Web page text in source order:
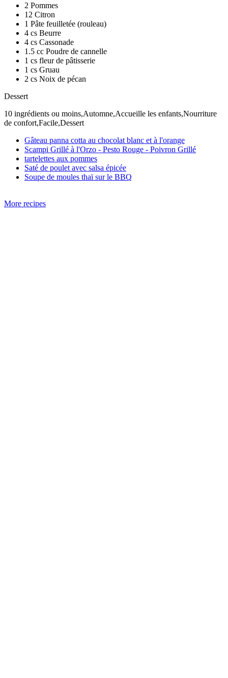
2 Pommes
12 Citron
1 Pâte feuilletée (rouleau)
4 cs Beurre
4 cs Cassonade
1.5 cc Poudre de cannelle
1 cs fleur de pâtisserie
1 cs Gruau
2 cs Noix de pécan
Dessert
10 ingrédients ou moins,Automne,Accueille les enfants,Nourriture
de confort,Facile,Dessert
Gâteau panna cotta au chocolat blanc et à l'orange
Scampi Grillé à l'Orzo - Pesto Rouge - Poivron Grillé
tartelettes aux pommes
Saté de poulet avec salsa épicée
Soupe de moules thaï sur le BBQ
More recipes